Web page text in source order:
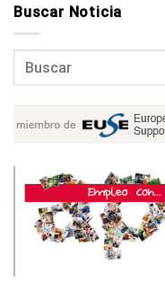
Buscar Noticia